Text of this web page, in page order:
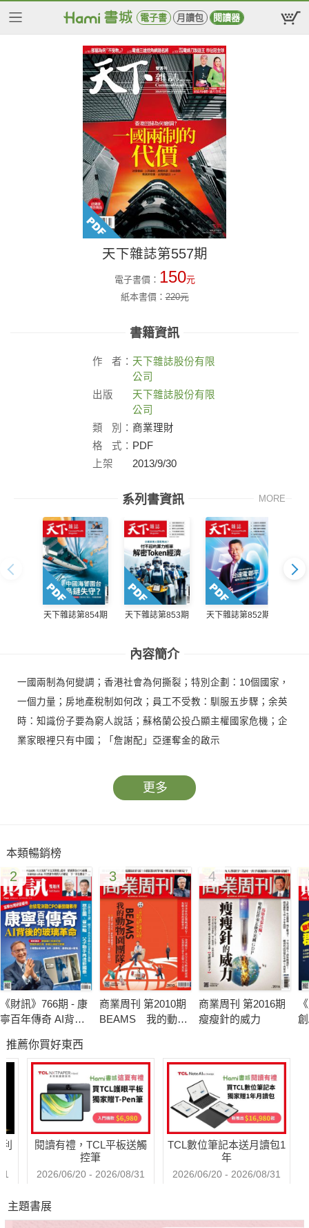
電子書 月讀包 閱讀器
天下雜誌第557期
電子書價： 150元
紙本書價：220元
書籍資訊
作 者： 天下雜誌股份有限
公司
出版
天下雜誌股份有限
公司
類
別： 商業理財
格
式： PDF
上架
2013/9/30
系列書資訊 MORE
天下雜誌第854期 天下雜誌第853期 天下雜誌第852期
內容簡介
一國兩制為何變調；香港社會為何撕裂；特別企劃：10個國家，
一個力量；房地產稅制如何改；員工不受教：馴服五步驟；余英
時：知識份子要為窮人說話；蘇格蘭公投凸顯主權國家危機；企
業家眼裡只有中國；「詹謝配」亞運奪金的啟示
更多
本類暢銷榜
2
《財訊》766期 - 康
寧百年傳奇 AI背後
3
商業周刊 第2010期
BEAMS 我的動物
4
商業周刊 第2016期
瘦瘦針的威力
推薦你買好東西
閱讀有禮，TCL平板送觸
控筆
2026/06/20 - 2026/08/31
TCL數位筆記本送月讀包1
年
2026/06/20 - 2026/08/31
主題書展